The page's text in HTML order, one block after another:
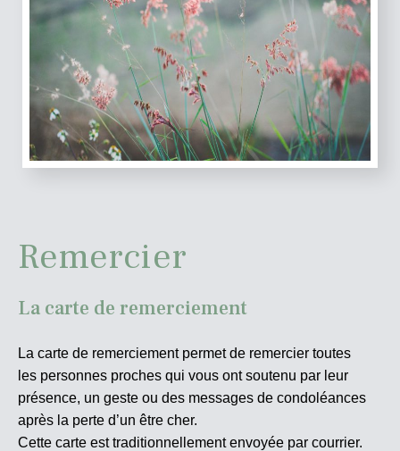
Remercier
La carte de remerciement
La carte de remerciement permet de remercier toutes
les personnes proches qui vous ont soutenu par leur
présence, un geste ou des messages de condoléances
après la perte d’un être cher.
Cette carte est traditionnellement envoyée par courrier.